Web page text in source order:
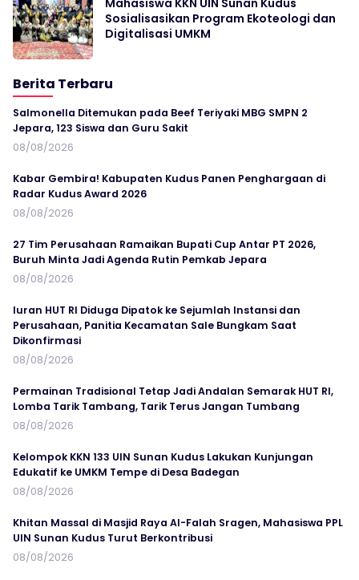
Sosialisasikan Program Ekoteologi dan
Digitalisasi UMKM
Berita Terbaru
Salmonella Ditemukan pada Beef Teriyaki MBG SMPN 2
Jepara, 123 Siswa dan Guru Sakit
08/08/2026
Kabar Gembira! Kabupaten Kudus Panen Penghargaan di
Radar Kudus Award 2026
08/08/2026
27 Tim Perusahaan Ramaikan Bupati Cup Antar PT 2026,
Buruh Minta Jadi Agenda Rutin Pemkab Jepara
08/08/2026
Iuran HUT RI Diduga Dipatok ke Sejumlah Instansi dan
Perusahaan, Panitia Kecamatan Sale Bungkam Saat
Dikonfirmasi
08/08/2026
Permainan Tradisional Tetap Jadi Andalan Semarak HUT RI,
Lomba Tarik Tambang, Tarik Terus Jangan Tumbang
08/08/2026
Kelompok KKN 133 UIN Sunan Kudus Lakukan Kunjungan
Edukatif ke UMKM Tempe di Desa Badegan
08/08/2026
Khitan Massal di Masjid Raya Al-Falah Sragen, Mahasiswa PPL
UIN Sunan Kudus Turut Berkontribusi
08/08/2026